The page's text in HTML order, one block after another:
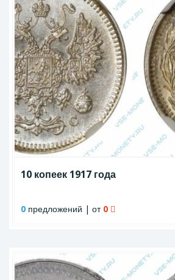
10 копеек 1917 года
0 предложений | от 0